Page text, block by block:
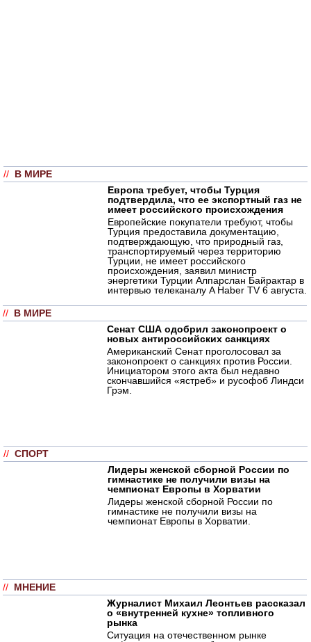
// В МИРЕ
Европа требует, чтобы Турция
подтвердила, что ее экспортный газ не
имеет российского происхождения
Европейские покупатели требуют, чтобы
Турция предоставила документацию,
подтверждающую, что природный газ,
транспортируемый через территорию
Турции, не имеет российского
происхождения, заявил министр
энергетики Турции Алпарслан Байрактар в
интервью телеканалу A Haber TV 6 августа.
// В МИРЕ
Сенат США одобрил законопроект о
новых антироссийских санкциях
Американский Сенат проголосовал за
законопроект о санкциях против России.
Инициатором этого акта был недавно
скончавшийся «ястреб» и русофоб Линдси
Грэм.
// СПОРТ
Лидеры женской сборной России по
гимнастике не получили визы на
чемпионат Европы в Хорватии
Лидеры женской сборной России по
гимнастике не получили визы на
чемпионат Европы в Хорватии.
// МНЕНИЕ
Журналист Михаил Леонтьев рассказал
о «внутренней кухне» топливного
рынка
Ситуация на отечественном рынке